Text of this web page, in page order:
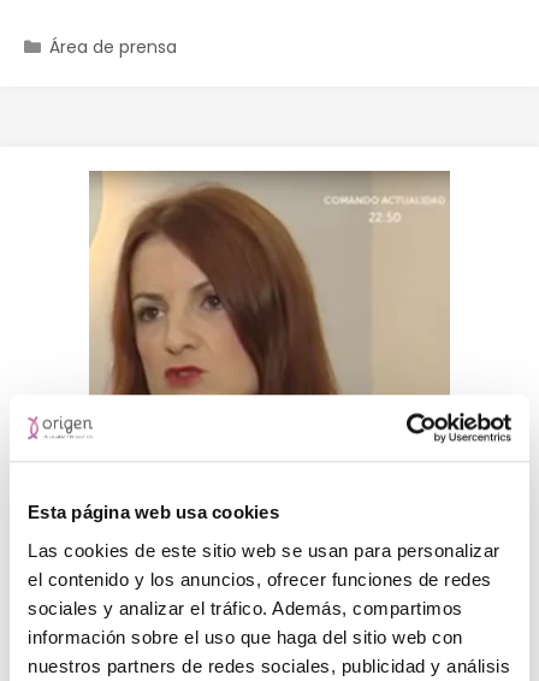
Esta página web usa cookies
Las cookies de este sitio web se usan para personalizar
el contenido y los anuncios, ofrecer funciones de redes
sociales y analizar el tráfico. Además, compartimos
información sobre el uso que haga del sitio web con
nuestros partners de redes sociales, publicidad y análisis
Área de prensa
Clínicas Origen en las Mañanas de
TVE
enero 18, 2017